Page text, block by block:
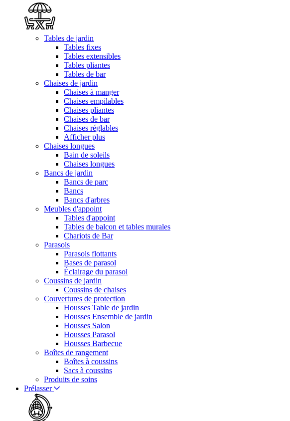
Tables de jardin
Tables fixes
Tables extensibles
Tables pliantes
Tables de bar
Chaises de jardin
Chaises à manger
Chaises empilables
Chaises pliantes
Chaises de bar
Chaises réglables
Afficher plus
Chaises longues
Bain de soleils
Chaises longues
Bancs de jardin
Bancs de parc
Bancs
Bancs d'arbres
Meubles d'appoint
Tables d'appoint
Tables de balcon et tables murales
Chariots de Bar
Parasols
Parasols flottants
Bases de parasol
Éclairage du parasol
Coussins de jardin
Coussins de chaises
Couvertures de protection
Housses Table de jardin
Housses Ensemble de jardin
Housses Salon
Housses Parasol
Housses Barbecue
Boîtes de rangement
Boîtes à coussins
Sacs à coussins
Produits de soins
Prélasser